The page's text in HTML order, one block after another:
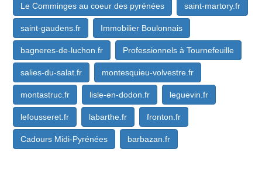
Le Comminges au coeur des pyrénées saint-martory.fr
saint-gaudens.fr Immobilier Boulonnais
bagneres-de-luchon.fr Professionnels à Tournefeuille
salies-du-salat.fr montesquieu-volvestre.fr
montastruc.fr lisle-en-dodon.fr leguevin.fr
lefousseret.fr labarthe.fr fronton.fr
Cadours Midi-Pyrénées barbazan.fr